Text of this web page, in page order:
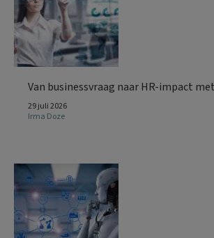
Van businessvraag naar HR-impact
29 juli 2026
Irma Doze